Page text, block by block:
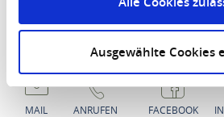
Ausgewählte Cookies
Wir sind für
Tourist-Information
MAIL ANRUFEN FACEBOOK